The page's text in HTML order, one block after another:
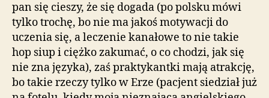
pan się cieszy, że się dogada (po polsku mówi
tylko trochę, bo nie ma jakoś motywacji do
uczenia się, a leczenie kanałowe to nie takie
hop siup i ciężko zakumać, o co chodzi, jak się
nie zna języka), zaś praktykantki mają atrakcję,
bo takie rzeczy tylko w Erze (pacjent siedział już